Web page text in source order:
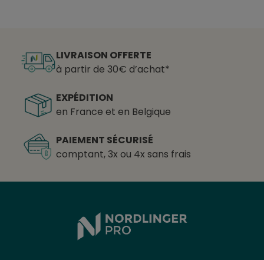
LIVRAISON OFFERTE
à partir de 30€ d’achat*
EXPÉDITION
en France et en Belgique
PAIEMENT SÉCURISÉ
comptant, 3x ou 4x sans frais